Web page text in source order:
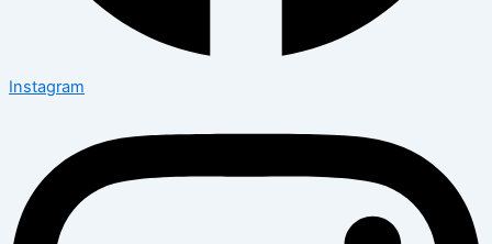
Instagram